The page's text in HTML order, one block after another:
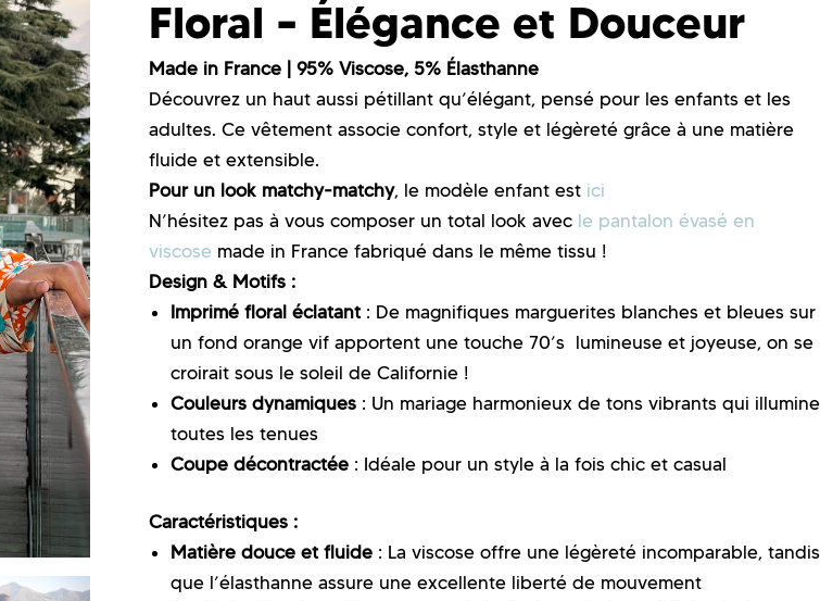
Floral – Élégance et Douceur
Made in France | 95% Viscose, 5% Élasthanne
Découvrez un haut aussi pétillant qu’élégant, pensé pour les enfants et les
adultes. Ce vêtement associe confort, style et légèreté grâce à une matière
fluide et extensible.
Pour un look matchy-matchy, le modèle enfant est ici
N’hésitez pas à vous composer un total look avecle pantalon évasé en
viscose made in France fabriqué dans le même tissu !
Design & Motifs :
Imprimé floral éclatant: De magnifiques marguerites blanches et bleues sur
un fond orange vif apportent une touche 70’s lumineuse et joyeuse, on se
croirait sous le soleil de Californie !
Couleurs dynamiques: Un mariage harmonieux de tons vibrants qui illumine
toutes les tenues
Coupe décontractée: Idéale pour un style à la fois chic et casual
Caractéristiques :
Matière douce et fluide: La viscose offre une légèreté incomparable, tandis
que l’élasthanne assure une excellente liberté de mouvement